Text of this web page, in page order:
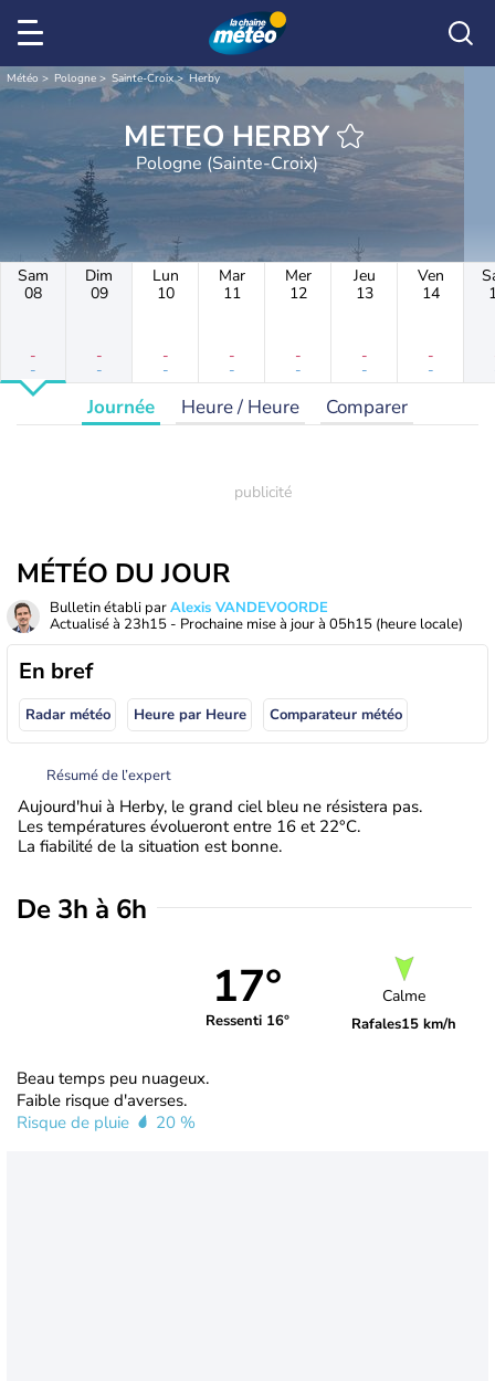
Météo Pologne Sainte-Croix Herby
METEO HERBY
Pologne (Sainte-Croix)
Sam
08
-
-
Dim
09
-
-
Lun
10
-
-
Mar
11
-
-
Mer
12
-
-
Jeu
13
-
-
Ven
14
-
-
Journée Heure / Heure Comparer
MÉTÉO DU JOUR
Bulletin établi parAlexis VANDEVOORDE
Actualisé à 23h15 - Prochaine mise à jour à 05h15 (heure locale)
En bref
Radar météo Heure par Heure Comparateur météo
Résumé de l’expert
Aujourd'hui à Herby, le grand ciel bleu ne résistera pas.
Les températures évolueront entre 16 et 22°C.
La fiabilité de la situation est bonne.
De 3h à 6h
17°
Ressenti 16°
Calme
Rafales15 km/h
Beau temps peu nuageux.
Faible risque d'averses.
Risque de pluie
20 %